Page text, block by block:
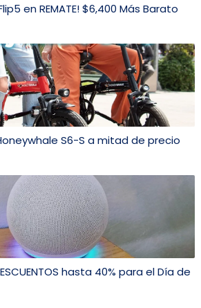
en REMATE! $6,400 Más Barato
S6-S a mitad de precio
hasta 40% para el Día de